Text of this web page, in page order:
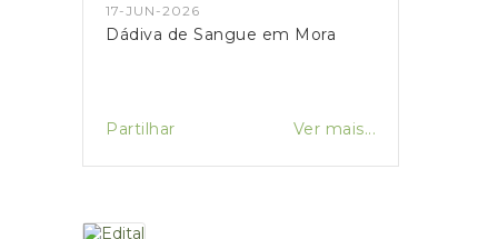
17-JUN-2026
Dádiva de Sangue em Mora
Partilhar Ver mais...